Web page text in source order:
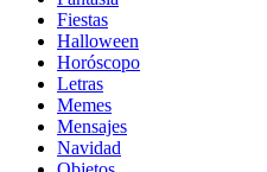
Fiestas
Halloween
Horóscopo
Letras
Memes
Mensajes
Navidad